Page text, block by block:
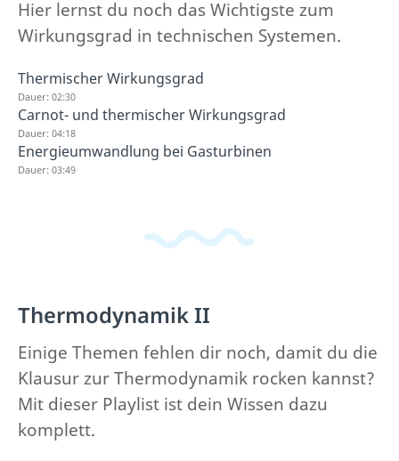
Hier lernst du noch das Wichtigste zum
Wirkungsgrad in technischen Systemen.
Thermischer Wirkungsgrad
Dauer: 02:30
Carnot- und thermischer Wirkungsgrad
Dauer: 04:18
Energieumwandlung bei Gasturbinen
Dauer: 03:49
Thermodynamik II
Einige Themen fehlen dir noch, damit du die
Klausur zur Thermodynamik rocken kannst?
Mit dieser Playlist ist dein Wissen dazu
komplett.